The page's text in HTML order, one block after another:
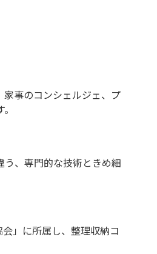
事のコンシェルジェ、プ
、専門的な技術ときめ細
」に所属し、整理収納コ